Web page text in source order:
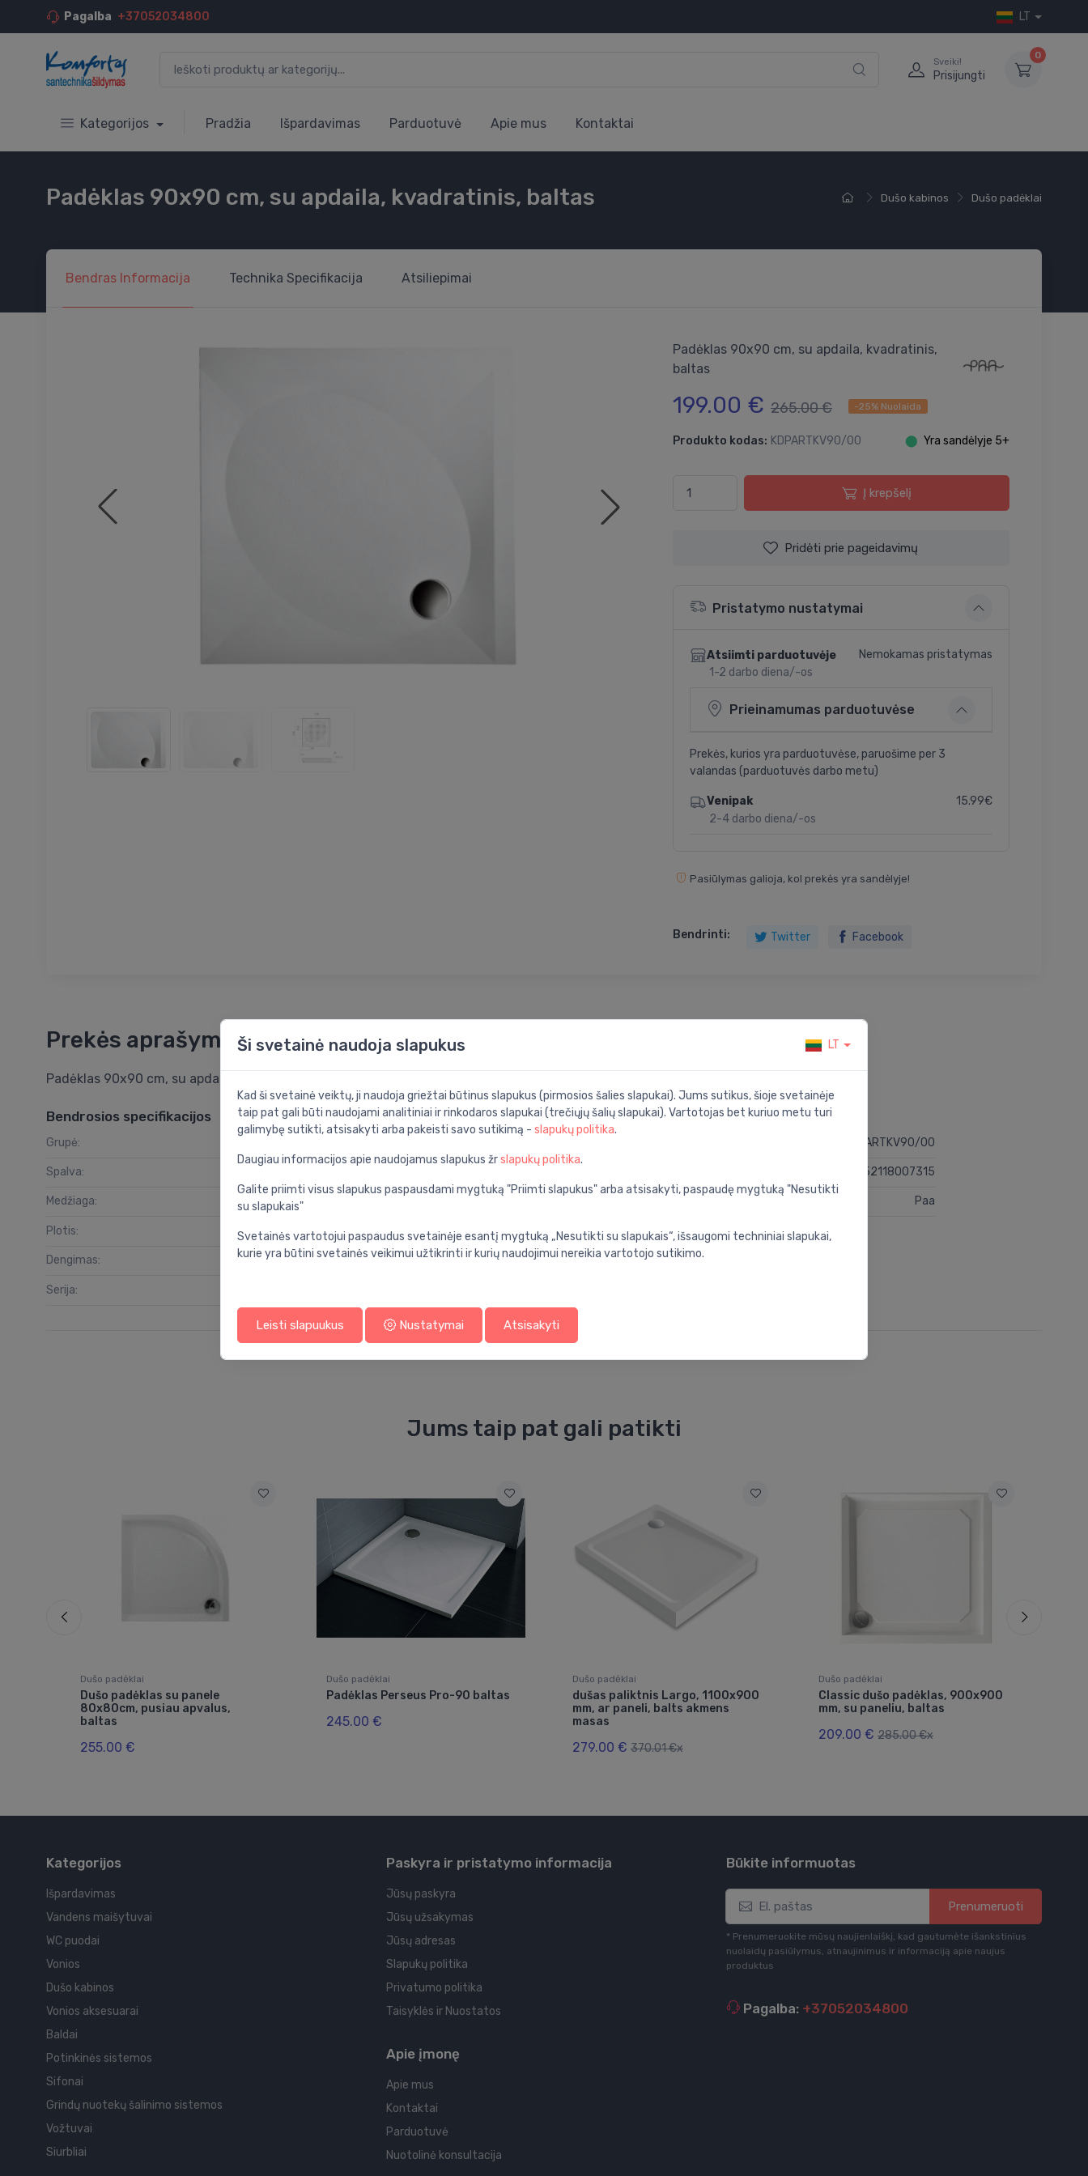
Pagalba +37052034800 LT
Sveiki!
Prisijungti
0
Kategorijos Pradžia Išpardavimas Parduotuvė Apie mus Kontaktai
Dušo kabinos Dušo padėklai
Padėklas 90x90 cm, su apdaila, kvadratinis, baltas
Bendras Informacija Technika Specifikacija Atsiliepimai
Padėklas 90x90 cm, su apdaila, kvadratinis,
baltas
199.00 € 265.00 € -25% Nuolaida
Produkto kodas: KDPARTKV90/00 ⬤ Yra sandėlyje 5+
Į krepšelį
Pridėti prie pageidavimų
Pristatymo nustatymai
Atsiimti parduotuvėje
1-2 darbo diena/-os
Nemokamas pristatymas
Prieinamumas parduotuvėse
Prekės, kurios yra parduotuvėse, paruošime per 3
valandas (parduotuvės darbo metu)
Venipak
2-4 darbo diena/-os
15.99€
Pasiūlymas galioja, kol prekės yra sandėlyje!
Bendrinti: Twitter Facebook
Prekės aprašymas
Padėklas 90x90 cm, su apdaila, kvadratinis, baltas
Bendrosios specifikacijos
Grupė:
Spalva:
Medžiaga:
Plotis: 900
Dengimas: neslystantis
Serija:
Specifikacija
KDPARTKV90/00
4752118007315
Paa
Jums taip pat gali patikti
Dušo padėklai
Dušo padėklas su panele
80x80cm, pusiau apvalus,
baltas
255.00 €
Dušo padėklai
Padėklas Perseus Pro-90 baltas
245.00 €
Dušo padėklai
dušas paliktnis Largo, 1100x900
mm, ar paneli, balts akmens
masas
279.00 € 370.01 €x
Dušo padėklai
Classic dušo padėklas, 900x900
mm, su paneliu, baltas
209.00 € 285.00 €x
Kategorijos
Išpardavimas
Vandens maišytuvai
WC puodai
Vonios
Dušo kabinos
Vonios aksesuarai
Baldai
Potinkinės sistemos
Sifonai
Grindų nuotekų šalinimo sistemos
Vožtuvai
Siurbliai
Paskyra ir pristatymo informacija
Jūsų paskyra
Jūsų užsakymas
Jūsų adresas
Slapukų politika
Privatumo politika
Taisyklės ir Nuostatos
Apie įmonę
Apie mus
Kontaktai
Parduotuvė
Nuotolinė konsultacija
Būkite informuotas
Prenumeruoti
* Prenumeruokite mūsų naujienlaiškį, kad gautumėte išankstinius
nuolaidų pasiūlymus, atnaujinimus ir informaciją apie naujus
produktus
Pagalba: +37052034800
Ši svetainė naudoja slapukus LT
Kad ši svetainė veiktų, ji naudoja griežtai būtinus slapukus (pirmosios šalies slapukai). Jums sutikus, šioje svetainėje
taip pat gali būti naudojami analitiniai ir rinkodaros slapukai (trečiųjų šalių slapukai). Vartotojas bet kuriuo metu turi
galimybę sutikti, atsisakyti arba pakeisti savo sutikimą - slapukų politika.
Daugiau informacijos apie naudojamus slapukus žrslapukų politika.
Galite priimti visus slapukus paspausdami mygtuką "Priimti slapukus" arba atsisakyti, paspaudę mygtuką "Nesutikti
su slapukais"
Svetainės vartotojui paspaudus svetainėje esantį mygtuką „Nesutikti su slapukais“, išsaugomi techniniai slapukai,
kurie yra būtini svetainės veikimui užtikrinti ir kurių naudojimui nereikia vartotojo sutikimo.
Leisti slapuukus Nustatymai Atsisakyti